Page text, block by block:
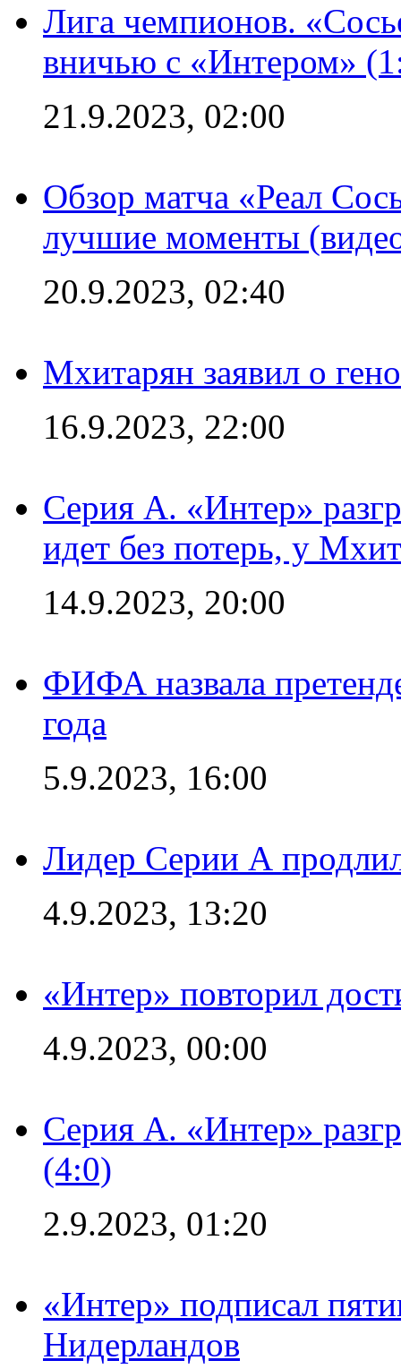
Лига чемпионов.
вничью с «Интером»
21.9.2023, 02:00
Обзор матча «Реал
лучшие моменты
20.9.2023, 02:40
Мхитарян заявил о
16.9.2023, 22:00
Серия А. «Интер»
идет без потерь, у
14.9.2023, 20:00
ФИФА назвала
года
5.9.2023, 16:00
Лидер Серии А
4.9.2023, 13:20
«Интер» повторил
4.9.2023, 00:00
Серия А. «Интер»
(4:0)
2.9.2023, 01:20
«Интер» подписал
Нидерландов